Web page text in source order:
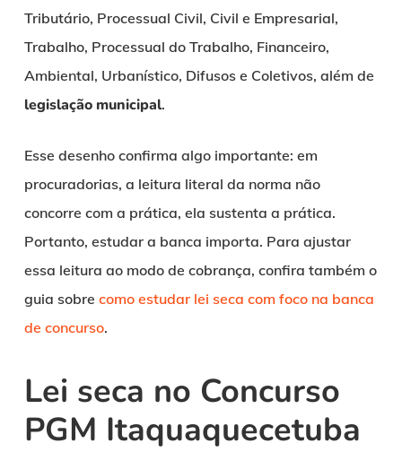
Tributário, Processual Civil, Civil e Empresarial,
Trabalho, Processual do Trabalho, Financeiro,
Ambiental, Urbanístico, Difusos e Coletivos, além de
legislação municipal.
Esse desenho confirma algo importante: em
procuradorias, a leitura literal da norma não
concorre com a prática, ela sustenta a prática.
Portanto, estudar a banca importa. Para ajustar
essa leitura ao modo de cobrança, confira também o
guia sobre como estudar lei seca com foco na banca
de concurso.
Lei seca no Concurso
PGM Itaquaquecetuba